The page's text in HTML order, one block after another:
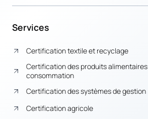
Services
Certification textile et recyclage
Certification des produits
consommation
Certification des systèmes de gestion
Certification agricole